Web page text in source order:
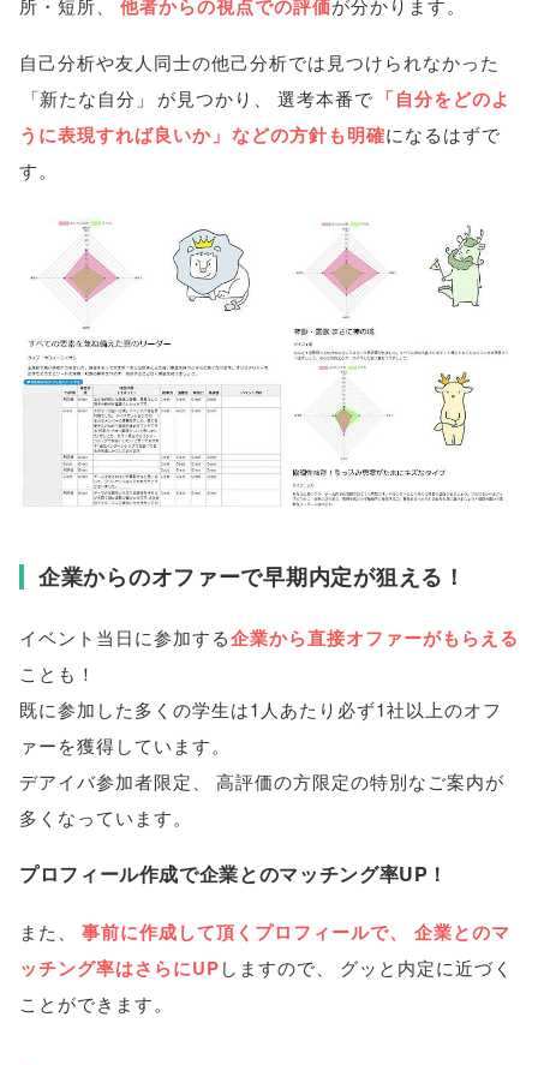
所・短所 他者からの視点での評価が分かります。
自己分析や友人同士の他己分析では見つけられなかった
「新たな自分 」 が見つかり 選考本番で 「自分をどのよ
うに表現すれば良いか」 などの方針も明確になるはずで
す。
企業からのオファーで早期内定が狙える！
イベント当日に参加する企業から直接オファーがもらえる
ことも！
既に参加した多くの学生は1人あたり必ず1社以上のオフ
ァーを獲得しています。
デアイバ参加者限定
高評価の方限定の特別なご案内が
多くなっています。
プロフィール作成で企業とのマッチング率UP！
また 、 事前に作成して頂くプロフィールで、
企業とのマ
ッチング率はさらにUPしますので、
グッと内定に近づく
ことができます。